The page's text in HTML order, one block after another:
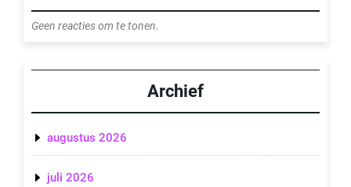
Geen reacties om te tonen.
Archief
augustus 2026
juli 2026